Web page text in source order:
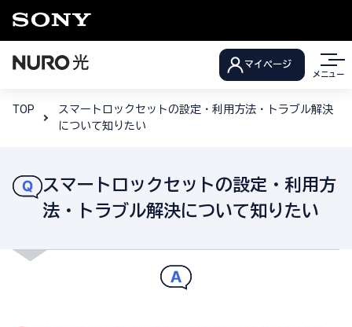
マイページ
メニュー
TOP
スマートロックセットの設定・利用方法・トラブル解決
について知りたい
スマートロックセットの設定・利用方
法・トラブル解決について知りたい